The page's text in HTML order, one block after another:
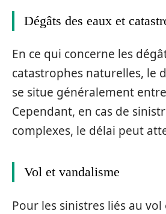
Dégâts des eaux et
En ce qui concerne les
catastrophes naturelles, le
se situe généralement
Cependant, en cas de
complexes, le délai peut
Vol et vandalisme
Pour les sinistres liés au vol